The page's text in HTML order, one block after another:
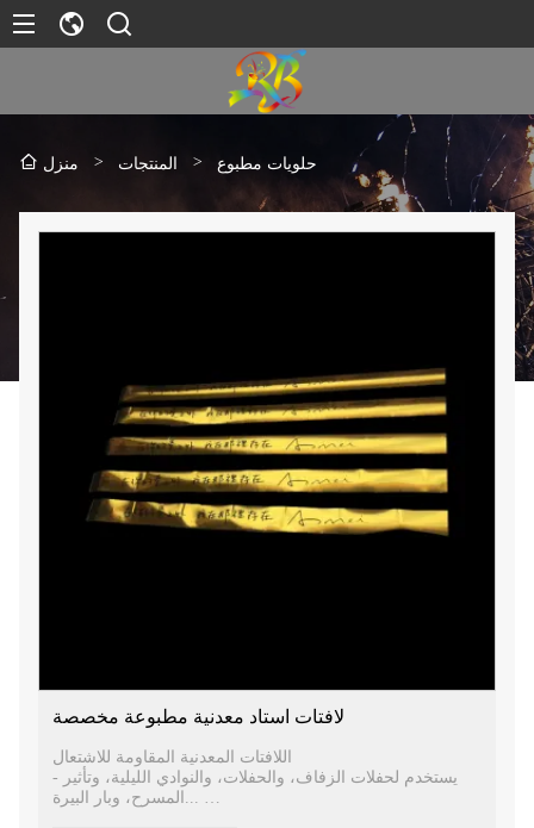
منزل > المنتجات > حلويات مطبوع
لافتات استاد معدنية مطبوعة مخصصة
- يستخدم لحفلات الزفاف، والحفلات، والنوادي الليلية، وتأثير
المسرح، وبار البيرة...